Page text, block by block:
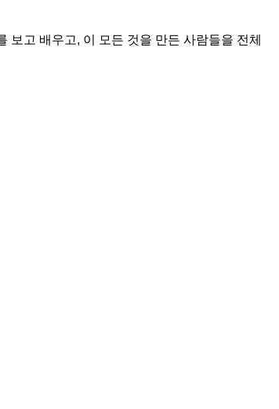
고 배우고, 이 모든 것을 만든 사람들을 전체